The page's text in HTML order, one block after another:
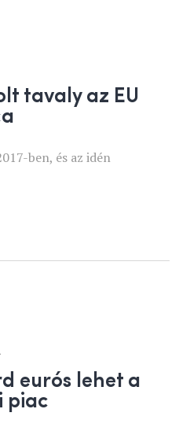
tavaly az EU
ben, és az idén
eurós lehet a
piac